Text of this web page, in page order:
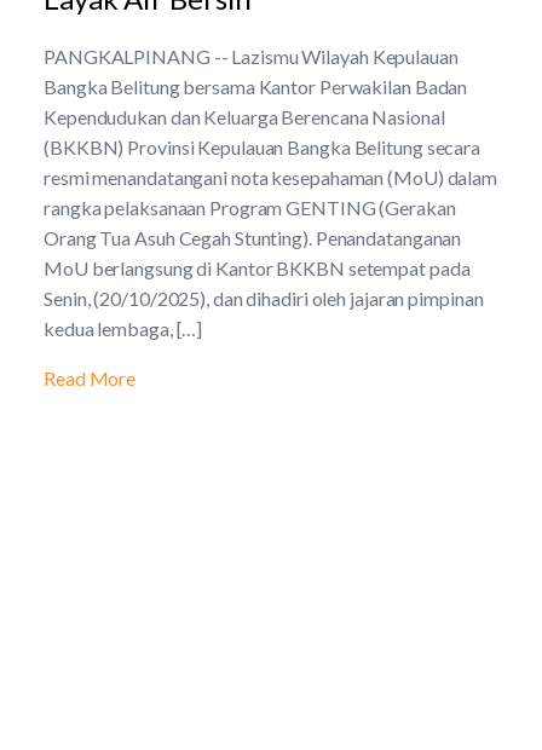
PANGKALPINANG -- Lazismu Wilayah Kepulauan
Bangka Belitung bersama Kantor Perwakilan Badan
Kependudukan dan Keluarga Berencana Nasional
(BKKBN) Provinsi Kepulauan Bangka Belitung secara
resmi menandatangani nota kesepahaman (MoU) dalam
rangka pelaksanaan Program GENTING (Gerakan
Orang Tua Asuh Cegah Stunting). Penandatanganan
MoU berlangsung di Kantor BKKBN setempat pada
Senin, (20/10/2025), dan dihadiri oleh jajaran pimpinan
kedua lembaga, […]
Read More